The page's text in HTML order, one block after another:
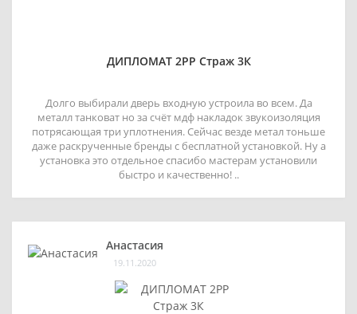
ДИПЛОМАТ 2РР Страж 3К
Долго выбирали дверь входную устроила во всем. Да
металл танковат но за счёт мдф накладок звукоизоляция
потрясающая три уплотнения. Сейчас везде метал тоньше
даже раскрученные бренды с бесплатной установкой. Ну а
установка это отдельное спасибо мастерам установили
быстро и качественно! ..
Анастасия
19.11.2020